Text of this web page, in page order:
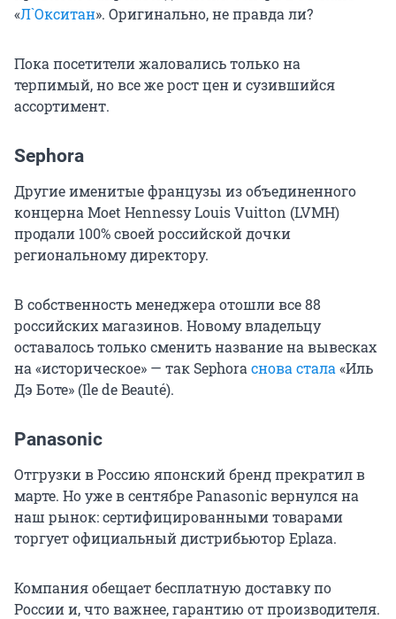
«Л`Окситан». Оригинально, не правда ли?
Пока посетители жаловались только на
терпимый, но все же рост цен и сузившийся
ассортимент.
Sephora
Другие именитые французы из объединенного
концерна Moet Hennessy Louis Vuitton (LVMH)
продали 100% своей российской дочки
региональному директору.
В собственность менеджера отошли все 88
российских магазинов. Новому владельцу
оставалось только сменить название на вывесках
на «историческое» — так Sephoraснова стала«Иль
Дэ Боте» (Ile de Beauté).
Panasonic
Отгрузки в Россию японский бренд прекратил в
марте. Но уже в сентябре Panasonic вернулся на
наш рынок: сертифицированными товарами
торгует официальный дистрибьютор Eplaza.
Компания обещает бесплатную доставку по
России и, что важнее, гарантию от производителя.